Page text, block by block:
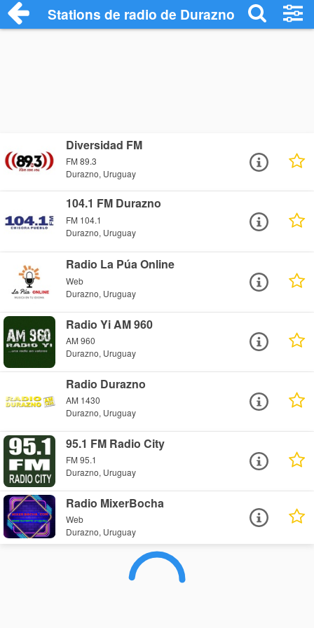
Stations de radio de Durazno
Diversidad FM
FM 89.3
Durazno, Uruguay
104.1 FM Durazno
FM 104.1
Durazno, Uruguay
Radio La Púa Online
Web
Durazno, Uruguay
Radio Yi AM 960
AM 960
Durazno, Uruguay
Radio Durazno
AM 1430
Durazno, Uruguay
95.1 FM Radio City
FM 95.1
Durazno, Uruguay
Radio MixerBocha
Web
Durazno, Uruguay